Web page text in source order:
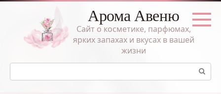
Перейти
Арома Авеню
Сайт о косметике, парфюмах,
ярких запахах и вкусах в вашей
жизни
Поиск: